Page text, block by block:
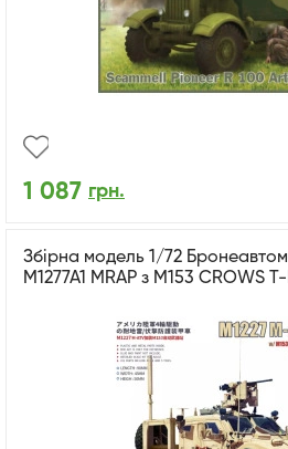
1 087 грн.
Збірна модель 1/72
M1277A1 MRAP з M153 CROWS